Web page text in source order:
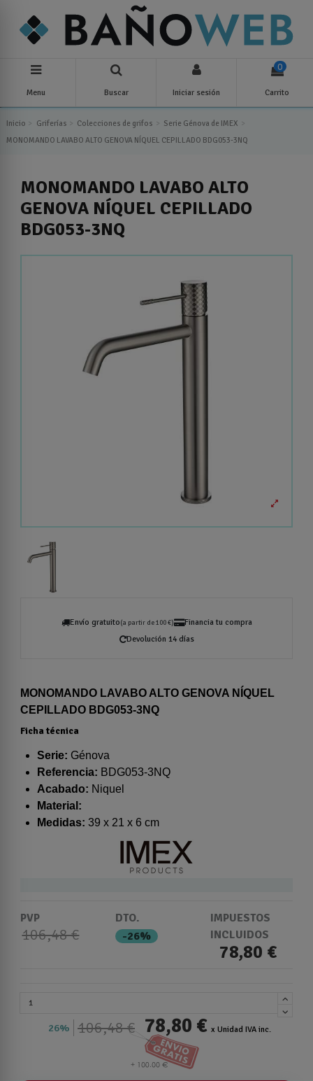
Menu Buscar Iniciar sesión
0
Carrito
Inicio Griferías Colecciones de grifos
Serie Génova de IMEX
MONOMANDO LAVABO ALTO GENOVA NÍQUEL CEPILLADO BDG053-3NQ
MONOMANDO LAVABO ALTO
GENOVA NÍQUEL CEPILLADO
BDG053-3NQ
Envío gratuito(a partir de 100 €)
Financia tu compra
Devolución 14 días
MONOMANDO LAVABO ALTO GENOVA NÍQUEL
CEPILLADO BDG053-3NQ
Ficha técnica
Serie: Génova
Referencia: BDG053-3NQ
Acabado: Niquel
Material:
Medidas: 39 x 21 x 6 cm
PVP
106,48 €
DTO.
-26%
IMPUESTOS
INCLUIDOS
78,80 €
26% 106,48 € 78,80 € x Unidad IVA inc.